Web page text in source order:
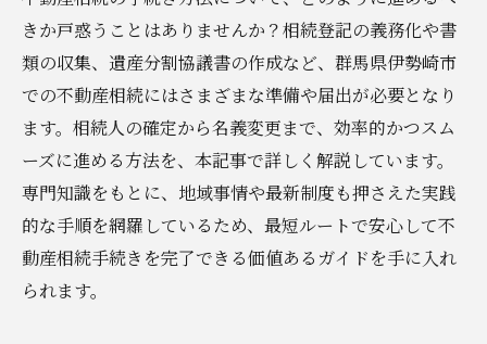
きか戸惑うことはありませんか？相続登記の義務化や書
類の収集、遺産分割協議書の作成など、群馬県伊勢崎市
での不動産相続にはさまざまな準備や届出が必要となり
ます。相続人の確定から名義変更まで、効率的かつスム
ーズに進める方法を、本記事で詳しく解説しています。
専門知識をもとに、地域事情や最新制度も押さえた実践
的な手順を網羅しているため、最短ルートで安心して不
動産相続手続きを完了できる価値あるガイドを手に入れ
られます。